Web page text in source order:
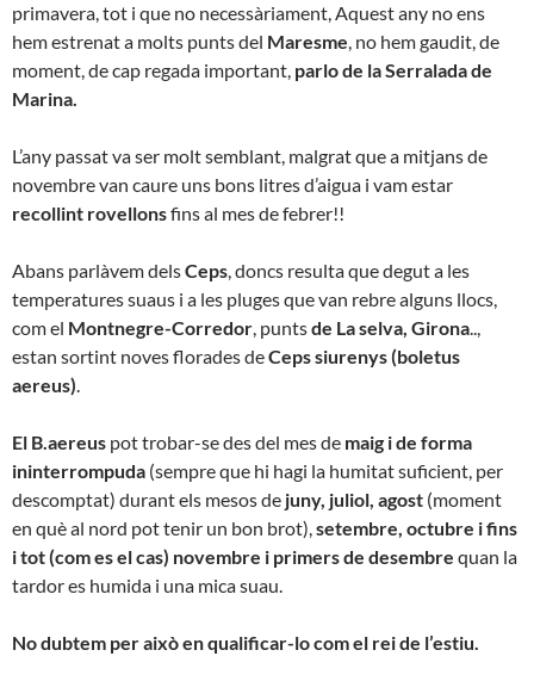
primavera, tot i que no necessàriament, Aquest any no ens
hem estrenat a molts punts del Maresme, no hem gaudit, de
moment, de cap regada important, parlo de la Serralada de
Marina.
L’any passat va ser molt semblant, malgrat que a mitjans de
novembre van caure uns bons litres d’aigua i vam estar
recollint rovellonsfins al mes de febrer!!
Abans parlàvem delsCeps, doncs resulta que degut a les
temperatures suaus i a les pluges que van rebre alguns llocs,
com el Montnegre-Corredor, puntsde La selva, Girona..,
estan sortint noves florades deCeps siurenys (boletus
aereus).
El B.aereus pot trobar-se des del mes de maig i de forma
ininterrompuda (sempre que hi hagi la humitat suficient, per
descomptat) durant els mesos de juny, juliol, agost (moment
en què al nord pot tenir un bon brot),setembre, octubre i fins
i tot (com es el cas) novembre i primers de desembre quan la
tardor es humida i una mica suau.
No dubtem per això en qualificar-lo com el rei de l’estiu.